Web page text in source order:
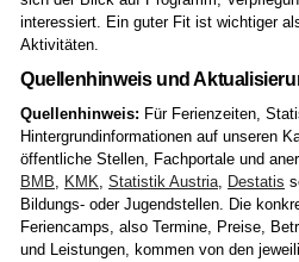
interessiert. Ein guter Fit ist wichtiger
Aktivitäten.
Quellenhinweis und
Quellenhinweis: Für Ferienzeiten,
Hintergrundinformationen auf unseren
öffentliche Stellen, Fachportale und
BMB, KMK, Statistik Austria, Destatis
Bildungs- oder Jugendstellen. Die
Feriencamps, also Termine, Preise,
und Leistungen, kommen von den